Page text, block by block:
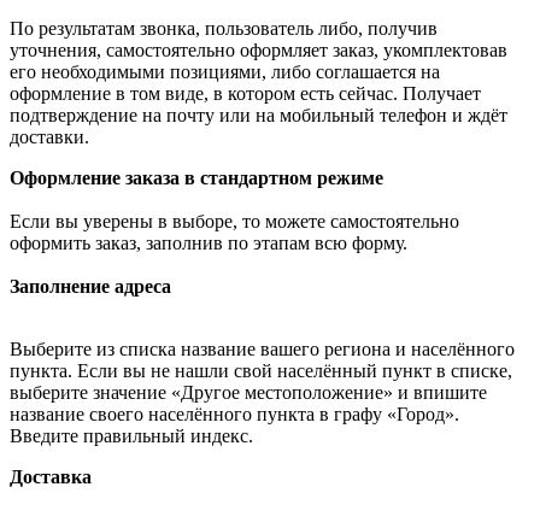
По результатам звонка, пользователь либо, получив
уточнения, самостоятельно оформляет заказ, укомплектовав
его необходимыми позициями, либо соглашается на
оформление в том виде, в котором есть сейчас. Получает
подтверждение на почту или на мобильный телефон и ждёт
доставки.
Оформление заказа в стандартном режиме
Если вы уверены в выборе, то можете самостоятельно
оформить заказ, заполнив по этапам всю форму.
Заполнение адреса
Выберите из списка название вашего региона и населённого
пункта. Если вы не нашли свой населённый пункт в списке,
выберите значение «Другое местоположение» и впишите
название своего населённого пункта в графу «Город».
Введите правильный индекс.
Доставка